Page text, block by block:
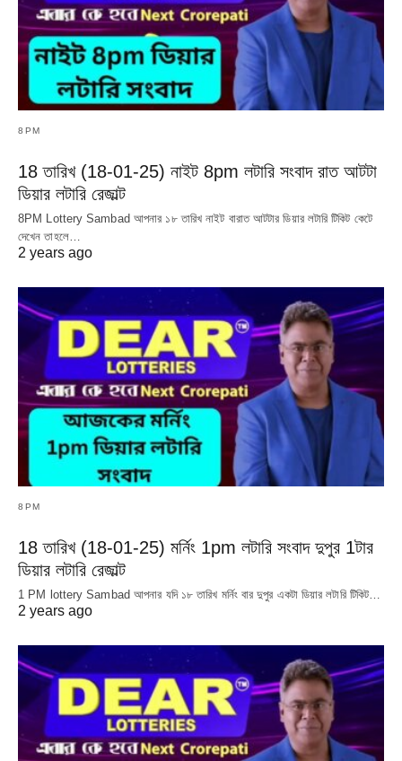
8PM
18 তারিখ (18-01-25) নাইট 8pm লটারি সংবাদ রাত আটটা
ডিয়ার লটারি রেজাল্ট
8PM Lottery Sambad আপনার ১৮ তারিখ নাইট বারাত আটটার ডিয়ার লটারি টিকিট কেটে
দেখেন তাহলে…
2 years ago
8PM
18 তারিখ (18-01-25) মর্নিং 1pm লটারি সংবাদ দুপুর 1টার
ডিয়ার লটারি রেজাল্ট
1 PM lottery Sambad আপনার যদি ১৮ তারিখ মর্নিং বার দুপুর একটা ডিয়ার লটারি টিকিট…
2 years ago